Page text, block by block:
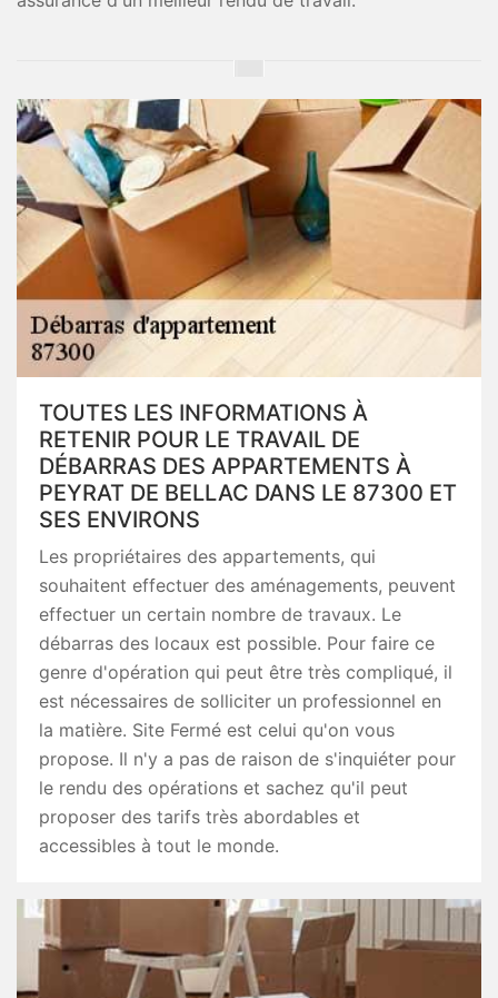
TOUTES LES INFORMATIONS À
RETENIR POUR LE TRAVAIL DE
DÉBARRAS DES APPARTEMENTS À
PEYRAT DE BELLAC DANS LE 87300 ET
SES ENVIRONS
Les propriétaires des appartements, qui
souhaitent effectuer des aménagements, peuvent
effectuer un certain nombre de travaux. Le
débarras des locaux est possible. Pour faire ce
genre d'opération qui peut être très compliqué, il
est nécessaires de solliciter un professionnel en
la matière. Site Fermé est celui qu'on vous
propose. Il n'y a pas de raison de s'inquiéter pour
le rendu des opérations et sachez qu'il peut
proposer des tarifs très abordables et
accessibles à tout le monde.